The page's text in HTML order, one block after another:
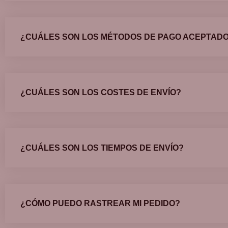
¿CUÁLES SON LOS MÉTODOS DE PAGO
¿CUÁLES SON LOS COSTES DE ENVÍO?
¿CUÁLES SON LOS TIEMPOS DE ENVÍO?
¿CÓMO PUEDO RASTREAR MI PEDIDO?